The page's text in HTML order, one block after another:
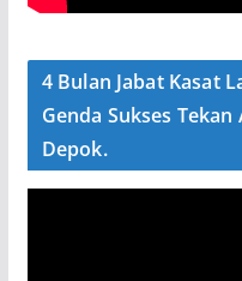
4 Bulan Jabat Kasat
Genda Sukses
Depok.